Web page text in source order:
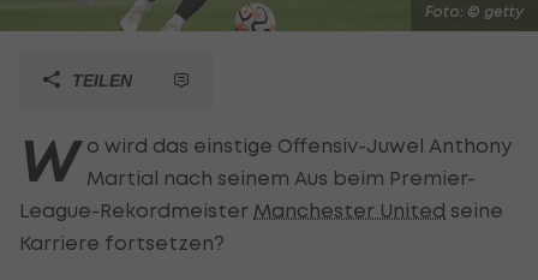
Foto: © getty
TEILEN
W o wird das einstige Offensiv-Juwel Anthony
Martial nach seinem Aus beim Premier-
League-Rekordmeister Manchester United seine
Karriere fortsetzen?